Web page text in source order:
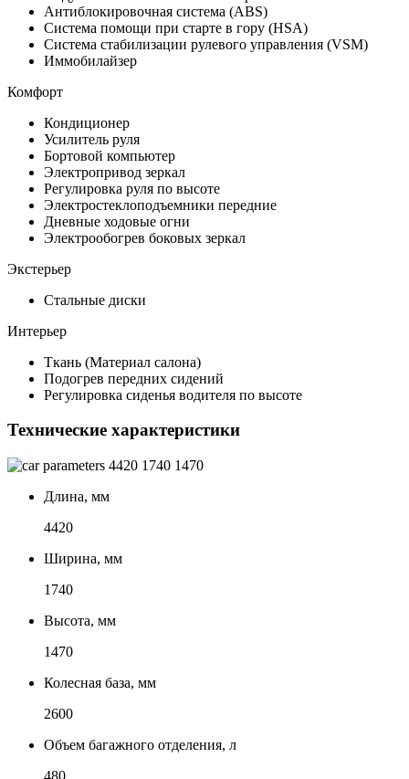
Антиблокировочная система (ABS)
Система помощи при старте в гору (HSA)
Система стабилизации рулевого управления (VSM)
Иммобилайзер
Комфорт
Кондиционер
Усилитель руля
Бортовой компьютер
Электропривод зеркал
Регулировка руля по высоте
Электростеклоподъемники передние
Дневные ходовые огни
Электрообогрев боковых зеркал
Экстерьер
Стальные диски
Интерьер
Ткань (Материал салона)
Подогрев передних сидений
Регулировка сиденья водителя по высоте
Технические характеристики
4420 1740 1470
Длина, мм
4420
Ширина, мм
1740
Высота, мм
1470
Колесная база, мм
2600
Объем багажного отделения, л
480